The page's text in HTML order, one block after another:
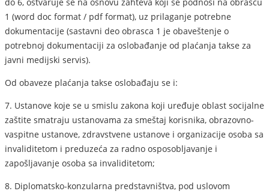
1 (word doc format / pdf format), uz prilaganje potrebne
dokumentacije (sastavni deo obrasca 1 je obaveštenje o
potrebnoj dokumentaciji za oslobađanje od plaćanja takse za
javni medijski servis).
Od obaveze plaćanja takse oslobađaju se i:
7. Ustanove koje se u smislu zakona koji uređuje oblast socijalne
zaštite smatraju ustanovama za smeštaj korisnika, obrazovno-
vaspitne ustanove, zdravstvene ustanove i organizacije osoba sa
invaliditetom i preduzeća za radno osposobljavanje i
zapošljavanje osoba sa invaliditetom;
8. Diplomatsko-konzularna predstavništva, pod uslovom